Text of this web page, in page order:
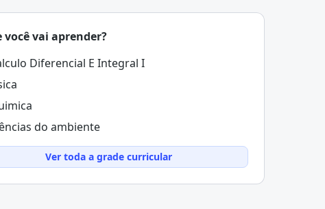
você vai aprender?
Diferencial E Integral I
do ambiente
Ver toda a grade curricular